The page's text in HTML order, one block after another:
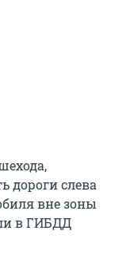
дороги слева
вне зоны
в ГИБДД